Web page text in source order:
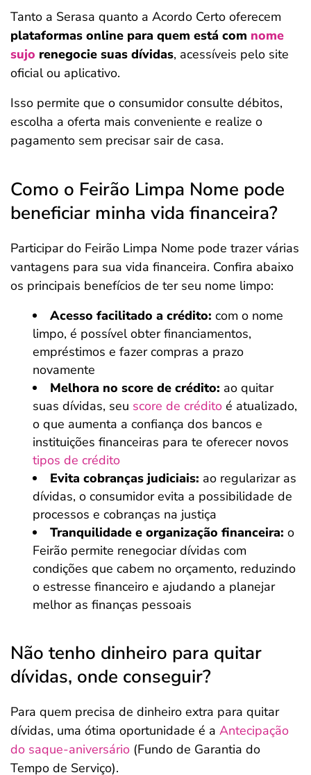
Tanto a Serasa quanto a Acordo Certo oferecem
plataformas online para quem está com nome
sujo renegocie suas dívidas, acessíveis pelo site
oficial ou aplicativo.
Isso permite que o consumidor consulte débitos,
escolha a oferta mais conveniente e realize o
pagamento sem precisar sair de casa.
Como o Feirão Limpa Nome pode
beneficiar minha vida financeira?
Participar do Feirão Limpa Nome pode trazer várias
vantagens para sua vida financeira. Confira abaixo
os principais benefícios de ter seu nome limpo:
Acesso facilitado a crédito: com o nome
limpo, é possível obter financiamentos,
empréstimos e fazer compras a prazo
novamente
Melhora no score de crédito: ao quitar
suas dívidas, seu score de crédito é atualizado,
o que aumenta a confiança dos bancos e
instituições financeiras para te oferecer novos
tipos de crédito
Evita cobranças judiciais: ao regularizar as
dívidas, o consumidor evita a possibilidade de
processos e cobranças na justiça
Tranquilidade e organização financeira: o
Feirão permite renegociar dívidas com
condições que cabem no orçamento, reduzindo
o estresse financeiro e ajudando a planejar
melhor as finanças pessoais
Não tenho dinheiro para quitar
dívidas, onde conseguir?
Para quem precisa de dinheiro extra para quitar
dívidas, uma ótima oportunidade é a Antecipação
do saque-aniversário (Fundo de Garantia do
Tempo de Serviço).